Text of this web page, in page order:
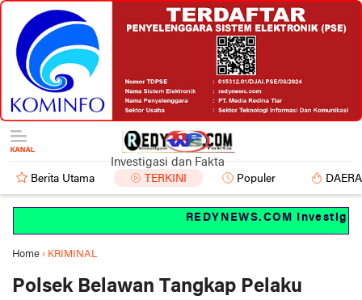
Investigasi dan Fakta
Berita Utama TERKINI Populer
REDYNEWS.COM Investigasi
Home › KRIMINAL
Polsek Belawan Tangkap Pelaku